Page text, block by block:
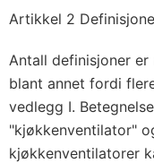
Artikkel 2
Antall definisjoner
blant annet fordi
vedlegg I.
"kjøkkenventilator"
kjøkkenventilatorer